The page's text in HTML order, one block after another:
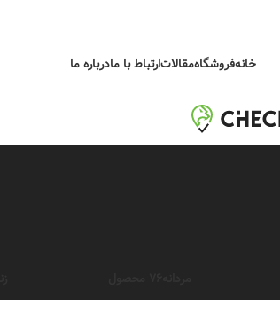
خانهفروشگاهمقالاتارتباط با مادرباره ما